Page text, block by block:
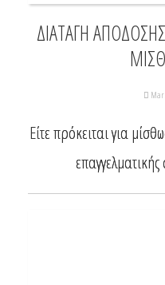
ΔΙΑΤΑΓΗ
Mar
Είτε πρόκειται για